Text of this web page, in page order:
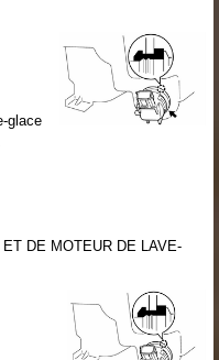
glace
DE MOTEUR DE LAVE-